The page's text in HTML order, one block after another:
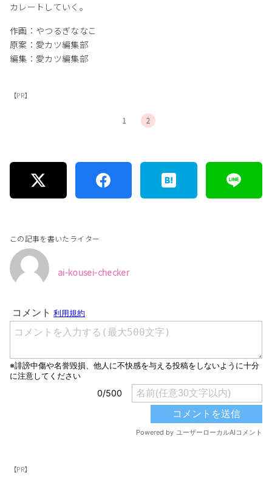
カレートしていく。
作画：やつるぎななこ
原案：愛カツ編集部
編集：愛カツ編集部
【PR】
1 2
この記事を書いたライター
ai-kousei-checker
【PR】